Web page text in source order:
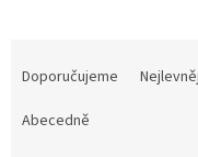
Doporučujeme
Abecedně